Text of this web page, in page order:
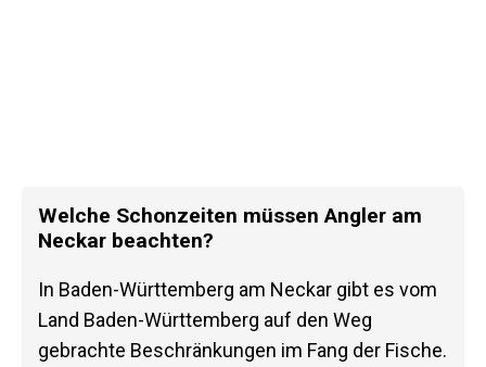
Welche Schonzeiten müssen Angler am
Neckar beachten?
In Baden-Württemberg am Neckar gibt es vom
Land Baden-Württemberg auf den Weg
gebrachte Beschränkungen im Fang der Fische.